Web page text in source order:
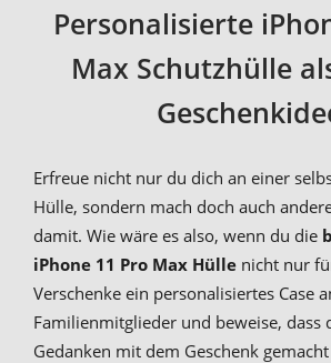
Personalisierte
Max Schutzhülle
Erfreue nicht nur du dich an einer
Hülle, sondern mach doch auch
damit. Wie wäre es also, wenn du die
iPhone 11 Pro Max Hülle nicht nur
Verschenke ein personalisiertes Case
Familienmitglieder und beweise, dass
Gedanken mit dem Geschenk